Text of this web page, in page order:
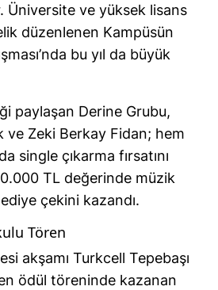
Üniversite ve yüksek lisans
düzenlenen Kampüsün
bu yıl da büyük
paylaşan Derine Grubu,
ve Zeki Berkay Fidan; hem
single çıkarma fırsatını
TL değerinde müzik
çekini kazandı.
Tören
akşamı Turkcell Tepebaşı
ödül töreninde kazanan